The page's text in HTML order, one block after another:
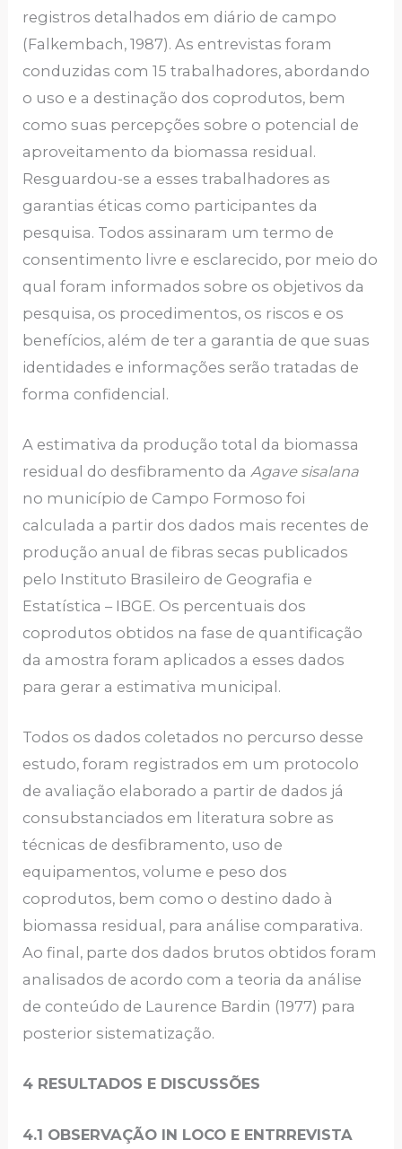
registros detalhados em diário de campo
(Falkembach, 1987). As entrevistas foram
conduzidas com 15 trabalhadores, abordando
o uso e a destinação dos coprodutos, bem
como suas percepções sobre o potencial de
aproveitamento da biomassa residual.
Resguardou-se a esses trabalhadores as
garantias éticas como participantes da
pesquisa. Todos assinaram um termo de
consentimento livre e esclarecido, por meio do
qual foram informados sobre os objetivos da
pesquisa, os procedimentos, os riscos e os
benefícios, além de ter a garantia de que suas
identidades e informações serão tratadas de
forma confidencial.
A estimativa da produção total da biomassa
residual do desfibramento da Agave sisalana
no município de Campo Formoso foi
calculada a partir dos dados mais recentes de
produção anual de fibras secas publicados
pelo Instituto Brasileiro de Geografia e
Estatística – IBGE. Os percentuais dos
coprodutos obtidos na fase de quantificação
da amostra foram aplicados a esses dados
para gerar a estimativa municipal.
Todos os dados coletados no percurso desse
estudo, foram registrados em um protocolo
de avaliação elaborado a partir de dados já
consubstanciados em literatura sobre as
técnicas de desfibramento, uso de
equipamentos, volume e peso dos
coprodutos, bem como o destino dado à
biomassa residual, para análise comparativa.
Ao final, parte dos dados brutos obtidos foram
analisados de acordo com a teoria da análise
de conteúdo de Laurence Bardin (1977) para
posterior sistematização.
4 RESULTADOS E DISCUSSÕES
4.1 OBSERVAÇÃO IN LOCO E ENTRREVISTA